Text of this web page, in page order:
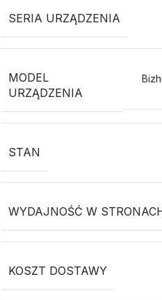
SERIA URZĄDZENIA
MODEL
URZĄDZENIA
STAN
WYDAJNOŚĆ W
KOSZT DOSTAWY